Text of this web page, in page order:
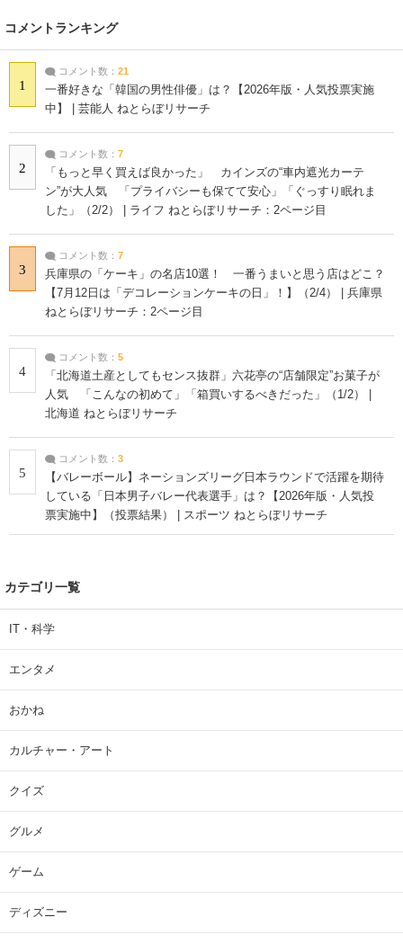
コメントランキング
1
コメント数： 21
一番好きな「韓国の男性俳優」は？【2026年版・人気投票実施
中】 | 芸能人 ねとらぼリサーチ
2
コメント数： 7
「もっと早く買えば良かった」 カインズの“車内遮光カーテ
ン”が大人気 「プライバシーも保てて安心」「ぐっすり眠れま
した」（2/2） | ライフ ねとらぼリサーチ：2ページ目
3
コメント数： 7
兵庫県の「ケーキ」の名店10選！ 一番うまいと思う店はどこ？
【7月12日は「デコレーションケーキの日」！】（2/4） | 兵庫県
ねとらぼリサーチ：2ページ目
4
コメント数： 5
「北海道土産としてもセンス抜群」六花亭の“店舗限定”お菓子が
人気 「こんなの初めて」「箱買いするべきだった」（1/2） |
北海道 ねとらぼリサーチ
5
コメント数： 3
【バレーボール】ネーションズリーグ日本ラウンドで活躍を期待
している「日本男子バレー代表選手」は？【2026年版・人気投
票実施中】（投票結果） | スポーツ ねとらぼリサーチ
カテゴリ一覧
IT・科学
エンタメ
おかね
カルチャー・アート
クイズ
グルメ
ゲーム
ディズニー